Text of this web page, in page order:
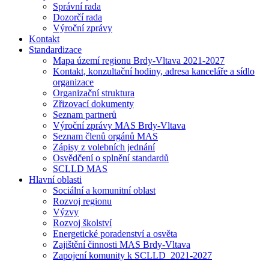
Správní rada
Dozorčí rada
Výroční zprávy
Kontakt
Standardizace
Mapa území regionu Brdy-Vltava 2021-2027
Kontakt, konzultační hodiny, adresa kanceláře a sídlo
organizace
Organizační struktura
Zřizovací dokumenty
Seznam partnerů
Výroční zprávy MAS Brdy-Vltava
Seznam členů orgánů MAS
Zápisy z volebních jednání
Osvědčení o splnění standardů
SCLLD MAS
Hlavní oblasti
Sociální a komunitní oblast
Rozvoj regionu
Výzvy
Rozvoj školství
Energetické poradenství a osvěta
Zajištění činnosti MAS Brdy-Vltava
Zapojení komunity k SCLLD_2021-2027